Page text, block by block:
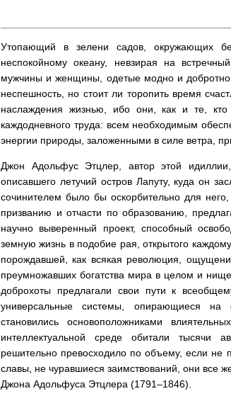
Утопающий в зелени садов, окружающих
неспокойному океану, невзирая на
мужчины и женщины, одетые модно и
неспешность, но стоит ли торопить время
наслаждения жизнью, ибо они, как и те,
каждодневного труда: всем необходимым
энергии природы, заложенными в силе ветра,
Джон Адольфус Этцлер, автор этой
описавшего летучий остров Лапуту, куда он
сочинителем было бы оскорбительно для
призванию и отчасти по образованию,
научно выверенный проект, способный
земную жизнь в подобие рая, открытого
порождавшей, как всякая революция,
преумножавших богатства мира в целом и
доброхоты предлагали свои пути к
универсальные системы, опирающиеся
становились основоположниками
интеллектуальной среде обитали тысячи
решительно превосходило по объему, если не
славы, не чуравшиеся заимствований, они все
Джона Адольфуса Этцлера (1791–1846).